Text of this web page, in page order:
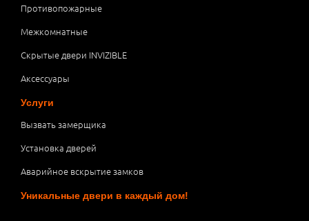
Противопожарные
Межкомнатные
Скрытые двери INVIZIBLE
Аксессуары
Услуги
Вызвать замерщика
Установка дверей
Аварийное вскрытие замков
Уникальные двери в каждый дом!